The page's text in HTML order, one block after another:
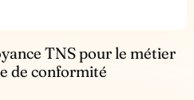
TNS pour le métier
de conformité